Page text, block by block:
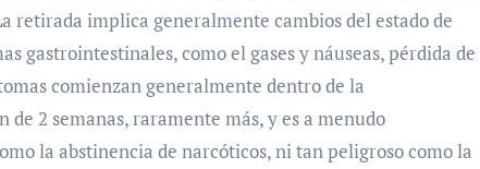
retirada implica generalmente cambios del estado de
gastrointestinales, como el gases y náuseas, pérdida de
comienzan generalmente dentro de la
2 semanas, raramente más, y es a menudo
la abstinencia de narcóticos, ni tan peligroso como la